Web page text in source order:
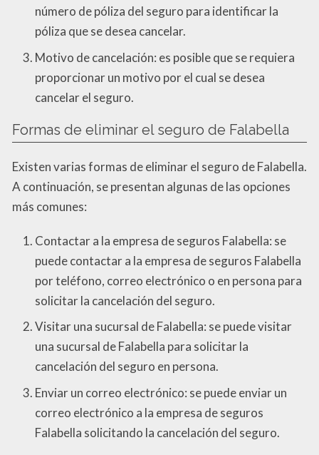
número de póliza del seguro para identificar la
póliza que se desea cancelar.
Motivo de cancelación: es posible que se requiera
proporcionar un motivo por el cual se desea
cancelar el seguro.
Formas de eliminar el seguro de Falabella
Existen varias formas de eliminar el seguro de Falabella.
A continuación, se presentan algunas de las opciones
más comunes:
Contactar a la empresa de seguros Falabella: se
puede contactar a la empresa de seguros Falabella
por teléfono, correo electrónico o en persona para
solicitar la cancelación del seguro.
Visitar una sucursal de Falabella: se puede visitar
una sucursal de Falabella para solicitar la
cancelación del seguro en persona.
Enviar un correo electrónico: se puede enviar un
correo electrónico a la empresa de seguros
Falabella solicitando la cancelación del seguro.